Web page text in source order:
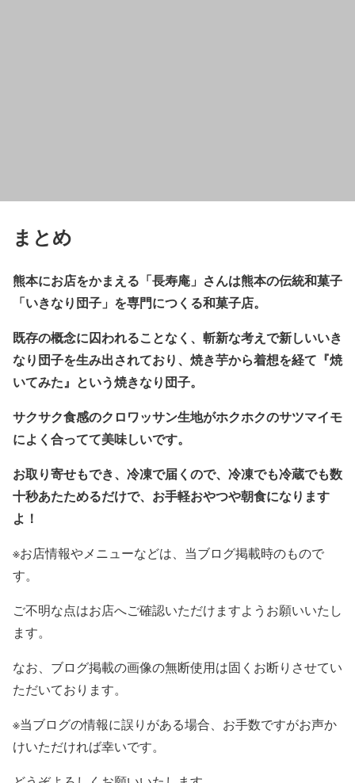
まとめ
熊本にお店をかまえる「長寿庵」さんは熊本の伝統和菓子
「いきなり団子」を専門につくる和菓子店。
既存の概念に囚われることなく、斬新な考えで新しいいき
なり団子を生み出されており、 焼き芋から着想を経て『焼
いてみた』 という焼きなり団子。
サクサク食感のクロワッサン生地がホクホクのサツマイモ
によく合ってて美味しいです。
お取り寄せもでき、 冷凍で届くので、冷凍でも冷蔵でも数
十秒あたためるだけで、お手軽おやつや朝食になります
よ！
※お店情報やメニューなどは、当ブログ掲載時のもので
す。
ご不明な点はお店へご確認いただけますようお願いいたし
ます。
なお、ブログ掲載の画像の無断使用は固くお断りさせてい
ただいております。
※当ブログの情報に誤りがある場合、お手数ですがお声か
けいただければ幸いです。